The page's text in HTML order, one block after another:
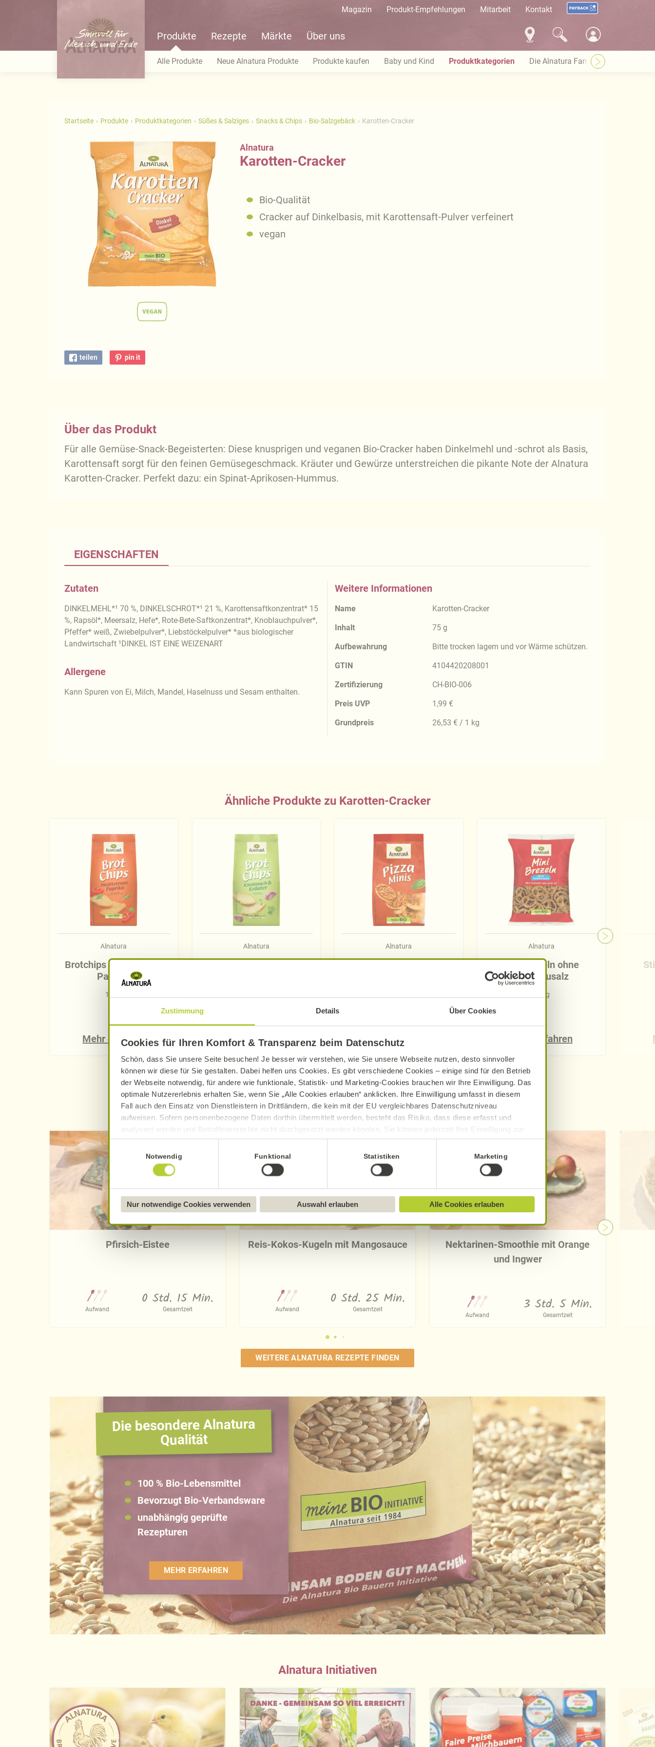
Zustimmung Details Über Cookies
Cookies für Ihren Komfort & Transparenz beim Datenschutz
Schön, dass Sie unsere Seite besuchen! Je besser wir verstehen, wie Sie unsere Webseite nutzen, desto sinnvoller
können wir diese für Sie gestalten. Dabei helfen uns Cookies. Es gibt verschiedene Cookies – einige sind für den Betrieb
der Webseite notwendig, für andere wie funktionale, Statistik- und Marketing-Cookies brauchen wir Ihre Einwilligung. Das
optimale Nutzererlebnis erhalten Sie, wenn Sie „Alle Cookies erlauben“ anklicken. Ihre Einwilligung umfasst in diesem
Fall auch den Einsatz von Dienstleistern in Drittländern, die kein mit der EU vergleichbares Datenschutzniveau
aufweisen. Sofern personenbezogene Daten dorthin übermittelt werden, besteht das Risiko, dass diese erfasst und
analysiert werden und Betroffenenrechte nicht durchgesetzt werden könnten. Sie können jederzeit Ihre Einwilligung zur
Datenverarbeitung und -übermittlung widerrufen und Tools deaktivieren. Ausführliche Informationen finden Sie in unserer
Datenschutzerklärung
Näheres über uns erfahren Sie in unseremImpressum
Notwendig Funktional Statistiken Marketing
Nur notwendige Cookies verwenden Auswahl erlauben Alle Cookies erlauben
Magazin Produkt-Empfehlungen Mitarbeit Kontakt
Produkte Rezepte Märkte Über uns
Alle Produkte Neue Alnatura Produkte Produkte kaufen Baby und Kind Produktkategorien Die Alnatura Familie
Startseite Produkte Produktkategorien Süßes & Salziges Snacks & Chips Bio-Salzgebäck Karotten-Cracker
Alnatura
Karotten-Cracker
Bio-Qualität
Cracker auf Dinkelbasis, mit Karottensaft-Pulver verfeinert
vegan
teilen pin it
Über das Produkt
Für alle Gemüse-Snack-Begeisterten: Diese knusprigen und veganen Bio-Cracker haben Dinkelmehl und -schrot als Basis,
Karottensaft sorgt für den feinen Gemüsegeschmack. Kräuter und Gewürze unterstreichen die pikante Note der Alnatura
Karotten-Cracker. Perfekt dazu: ein Spinat-Aprikosen-Hummus.
EIGENSCHAFTEN
Zutaten
DINKELMEHL*¹ 70 %, DINKELSCHROT*¹ 21 %, Karottensaftkonzentrat* 15
%, Rapsöl*, Meersalz, Hefe*, Rote-Bete-Saftkonzentrat*, Knoblauchpulver*,
Pfeffer* weiß, Zwiebelpulver*, Liebstöckelpulver* *aus biologischer
Landwirtschaft ¹DINKEL IST EINE WEIZENART
Allergene
Kann Spuren von Ei, Milch, Mandel, Haselnuss und Sesam enthalten.
Weitere Informationen
Name Karotten-Cracker
Inhalt 75 g
Aufbewahrung Bitte trocken lagern und vor Wärme schützen.
GTIN 4104420208001
Zertifizierung CH-BIO-006
Preis UVP 1,99 €
Grundpreis 26,53 € / 1 kg
Ähnliche Produkte zu Karotten-Cracker
Alnatura
Brotchips Mediterrane
Paprika
100 g
Mehr erfahren
Alnatura
Mehr erfahren
Alnatura
Mehr erfahren
Alnatura
Minibrezeln ohne
Aufstreusalz
100 g
Mehr erfahren
Entdecken Sie die neuen Alnatura Rezepte
Pfirsich-Eistee
Aufwand
0 Std. 15 Min.
Gesamtzeit
Reis-Kokos-Kugeln mit Mangosauce
Aufwand
0 Std. 25 Min.
Gesamtzeit
Nektarinen-Smoothie mit Orange
und Ingwer
Aufwand
3 Std. 5 Min.
Gesamtzeit
WEITERE ALNATURA REZEPTE FINDEN
Die besondere Alnatura
Qualität
100 % Bio-Lebensmittel
Bevorzugt Bio-Verbandsware
unabhängig geprüfte
Rezepturen
MEHR ERFAHREN
Alnatura Initiativen